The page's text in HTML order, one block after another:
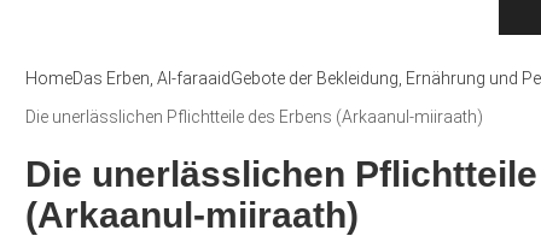
HomeDas Erben, Al-faraaidGebote der Bekleidung, Ernährung und
Die unerlässlichen Pflichtteile des Erbens (Arkaanul-miiraath)
Die unerlässlichen
(Arkaanul-miiraath)